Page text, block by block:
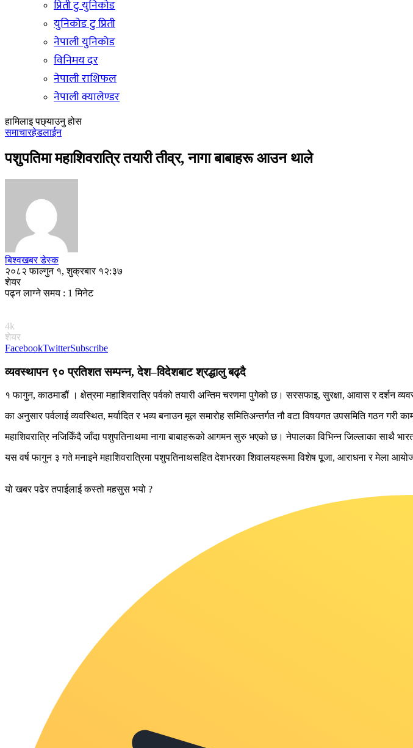
प्रिती टु युनिकोड
युनिकोड टु प्रिती
नेपाली युनिकोड
विनिमय दर
नेपाली राशिफल
नेपाली क्यालेण्डर
हामिलाइ पछ्याउनु होस
समाचारहेडलाईन
पशुपतिमा महाशिवरात्रि तयारी तीव्र, नागा बाबाहरू आउन थाले
बिश्वखबर डेस्क
२०८२ फाल्गुन १, शुक्रबार १२:३७
शेयर
पढ्न लाग्ने समय : 1 मिनेट
4k
शेयर
FacebookTwitterSubscribe
व्यवस्थापन ९० प्रतिशत सम्पन्न, देश–विदेशबाट श्रद्धालु बढ्दै
१ फागुन, काठमाडौं । क्षेत्रमा महाशिवरात्रि पर्वको तयारी अन्तिम चरणमा पुगेको छ। सरसफाइ, सुरक्षा, आवास र दर्शन
का अनुसार पर्वलाई व्यवस्थित, मर्यादित र भव्य बनाउन मूल समारोह समितिअन्तर्गत नौ वटा विषयगत उपसमिति गठन
महाशिवरात्रि नजिकिँदै जाँदा पशुपतिनाथमा नागा बाबाहरूको आगमन सुरु भएको छ। नेपालका विभिन्न जिल्लाका साथै
यस वर्ष फागुन ३ गते मनाइने महाशिवरात्रिमा पशुपतिनाथसहित देशभरका शिवालयहरूमा विशेष पूजा, आराधना र मेला
यो खबर पढेर तपाईलाई कस्तो महसुस भयो ?